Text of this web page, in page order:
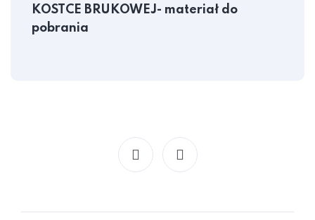
KOSTCE BRUKOWEJ- materiał do
pobrania